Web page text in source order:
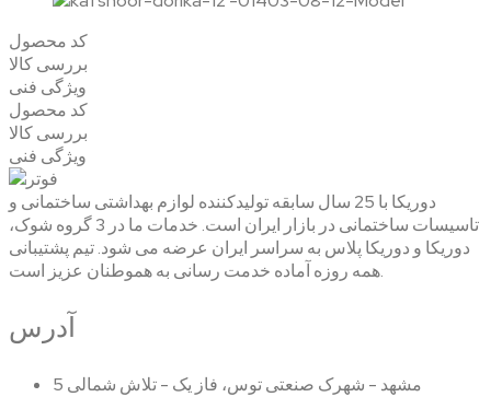
کد محصول
بررسی کالا
ویژگی فنی
کد محصول
بررسی کالا
ویژگی فنی
دوریکا با 25 سال سابقه تولیدکننده لوازم بهداشتی ساختمانی و
تاسیسات ساختمانی در بازار ایران است. خدمات ما در 3 گروه شوک،
دوریکا و دوریکا پلاس به سراسر ایران عرضه می شود. تیم پشتیبانی
همه روزه آماده خدمت رسانی به هموطنان عزیز است.
آدرس
مشهد - شهرک صنعتی توس، فاز یک - تلاش شمالی 5